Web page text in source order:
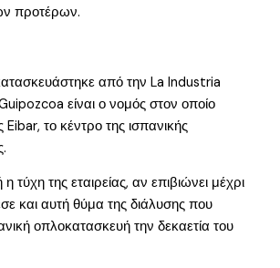
προτέρων.
από την La Industria
είναι ο νομός στον οποίο
Eibar, το κέντρο της ισπανικής
τύχη της εταιρείας, αν επιβιώνει μέχρι
και αυτή θύμα της διάλυσης που
οπλοκατασκευή την δεκαετία του